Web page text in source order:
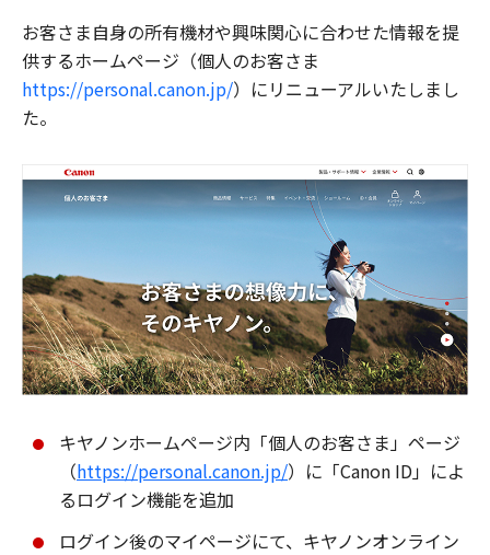
お客さま自身の所有機材や興味関心に合わせた情報を提
供するホームページ（個人のお客さま
https://personal.canon.jp/）にリニューアルいたしまし
た。
キヤノンホームページ内「個人のお客さま」ページ
（https://personal.canon.jp/）に「Canon ID」によ
るログイン機能を追加
ログイン後のマイページにて、キヤノンオンライン